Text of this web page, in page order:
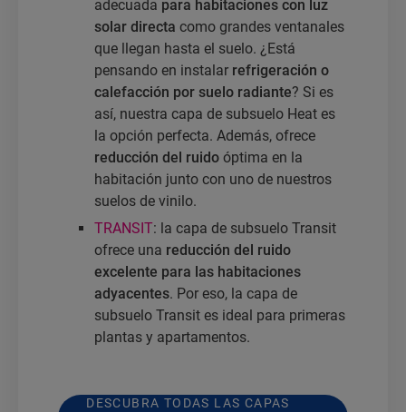
adecuada para habitaciones con luz
solar directa como grandes ventanales
que llegan hasta el suelo. ¿Está
pensando en instalar refrigeración o
calefacción por suelo radiante? Si es
así, nuestra capa de subsuelo Heat es
la opción perfecta. Además, ofrece
reducción del ruido óptima en la
habitación junto con uno de nuestros
suelos de vinilo.
TRANSIT: la capa de subsuelo Transit
ofrece una reducción del ruido
excelente para las habitaciones
adyacentes. Por eso, la capa de
subsuelo Transit es ideal para primeras
plantas y apartamentos.
DESCUBRA TODAS LAS CAPAS